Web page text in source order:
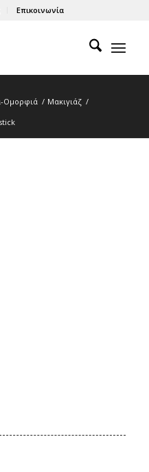
Επικοινωνία
Ομορφιά / Μακιγιάζ /